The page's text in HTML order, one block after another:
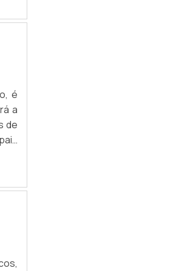
é
a
de